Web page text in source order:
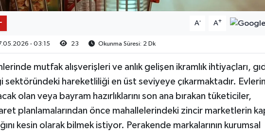
A- A+
- 03:15 23 Okunma Süresi: 2 Dk
mutfak alışverişleri ve anlık gelişen ikramlık ihtiyaçları,
sektöründeki hareketliliği en üst seviyeye çıkarmaktadır.
olan veya bayram hazırlıklarını son ana bırakan tüketiciler,
planlamalarından önce mahallelerindeki zincir marketlerin
kesin olarak bilmek istiyor. Perakende markalarının kurumsal